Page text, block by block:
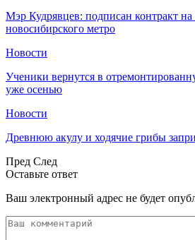
Мэр Кудрявцев: подписан контракт
новосибирского метро
Новости
Ученики вернутся в
уже осенью
Новости
Древнюю акулу и ходячие грибы
Пред След
Оставьте ответ
Ваш электронный адрес не будет